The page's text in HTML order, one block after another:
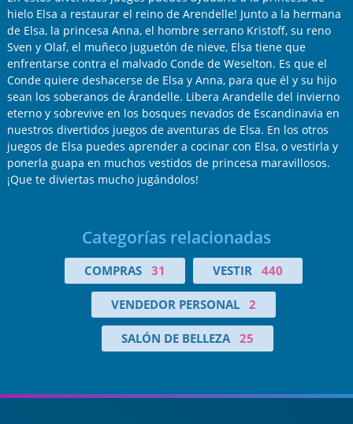
hielo Elsa a restaurar el reino de Arendelle! Junto a la hermana
de Elsa, la princesa Anna, el hombre serrano Kristoff, su reno
Sven y Olaf, el muñeco juguetón de nieve, Elsa tiene que
enfrentarse contra el malvado Conde de Weselton. Es que el
Conde quiere deshacerse de Elsa y Anna, para que él y su hijo
sean los soberanos de Árandelle. Libera Arandelle del invierno
eterno y sobrevive en los bosques nevados de Escandinavia en
nuestros divertidos juegos de aventuras de Elsa. En los otros
juegos de Elsa puedes aprender a cocinar con Elsa, o vestirla y
ponerla guapa en muchos vestidos de princesa maravillosos.
¡Que te diviertas mucho jugándolos!
Categorías relacionadas
COMPRAS 31 VESTIR 440
VENDEDOR PERSONAL 2
SALÓN DE BELLEZA 25